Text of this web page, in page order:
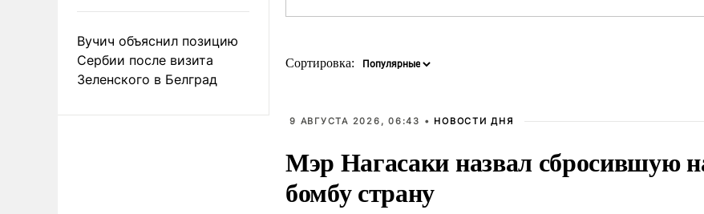
Вучич объяснил позицию
Сербии после визита
Зеленского в Белград
Сортировка:
9 АВГУСТА 2026, 06:43 • НОВОСТИ ДНЯ
Мэр Нагасаки назвал сбросившую
бомбу страну